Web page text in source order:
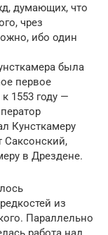
думающих, что
чрез
ибо один
была
первое
1553 году —
Кунсткамеру
Саксонский,
в Дрездене.
из
Параллельно